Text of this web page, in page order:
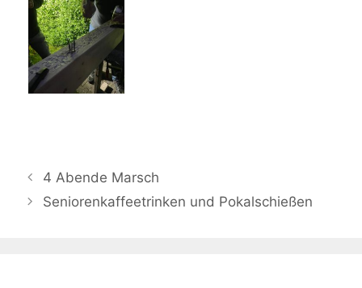
4 Abende Marsch
Seniorenkaffeetrinken und Pokalschießen